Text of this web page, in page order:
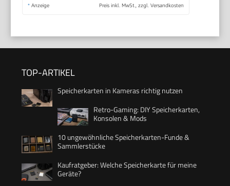
* Anzeige Preis inkl. MwSt., zzgl. Versandkosten
TOP-ARTIKEL
Speicherkarten in Kameras richtig nutzen
Retro-Gaming: DIY Speicherkarten,
Konsolen & Mods
10 ungewöhnliche Speicherkarten-Funde &
Sammlerstücke
Kaufratgeber: Welche Speicherkarte für meine
Geräte?